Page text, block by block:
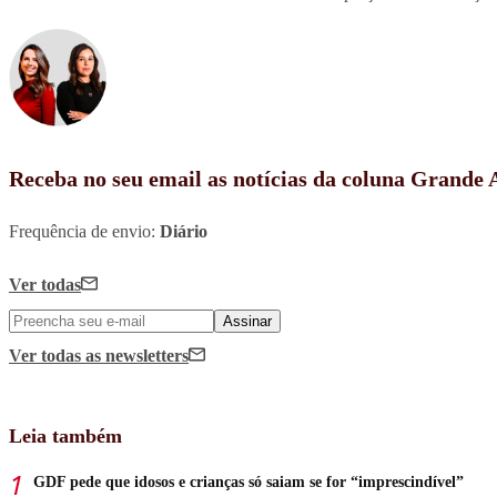
Receba no seu email as notícias da coluna Grande
Frequência de envio: Diário
Ver todas
Assinar
Ver todas as newsletters
Leia também
GDF pede que idosos e crianças só saiam se for “imprescindível”